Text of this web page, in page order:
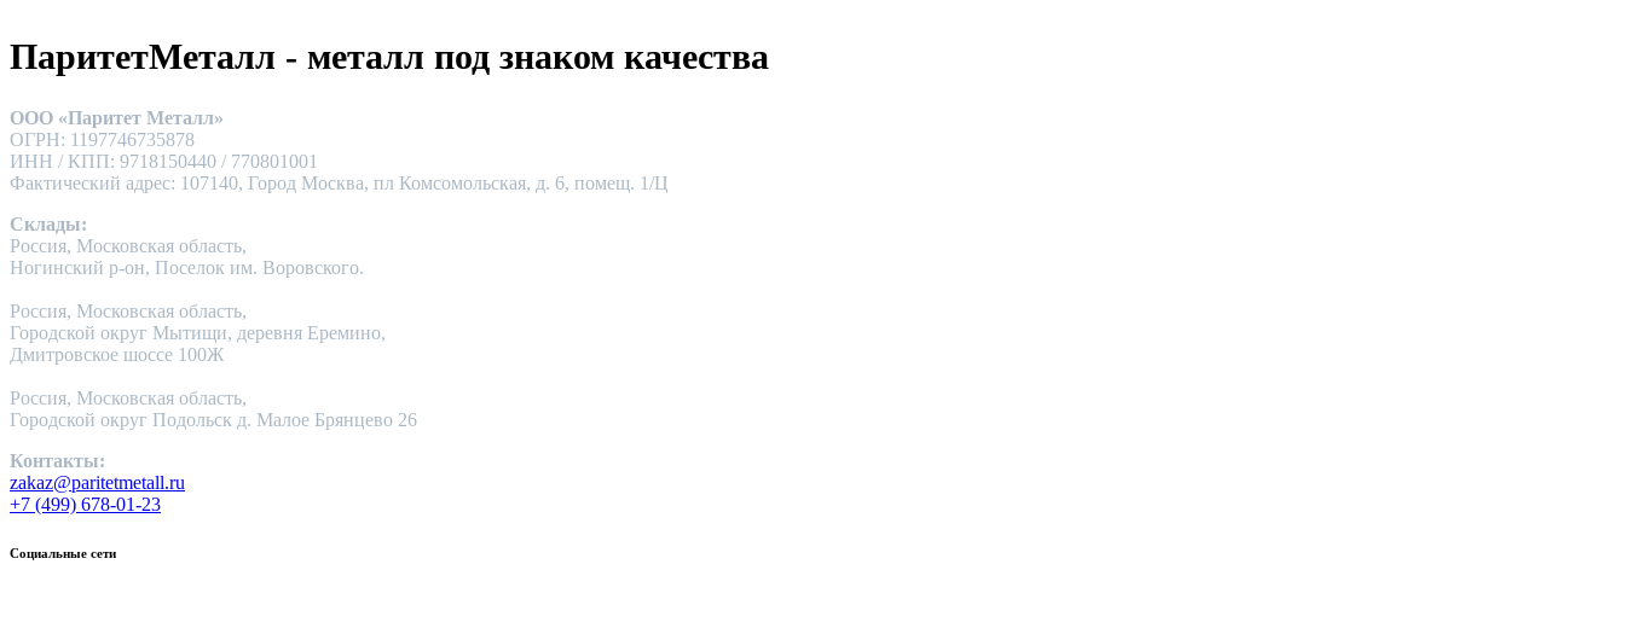
ПаритетМеталл - металл под знаком качества
ООО «Паритет Металл»
ОГРН: 1197746735878
ИНН / КПП: 9718150440 / 770801001
Фактический адрес: 107140, Город Москва, пл Комсомольская, д. 6, помещ. 1/Ц
Склады:
Россия, Московская область,
Ногинский р-он, Поселок им. Воровского.
Россия, Московская область,
Городской округ Мытищи, деревня Еремино,
Дмитровское шоссе 100Ж
Россия, Московская область,
Городской округ Подольск д. Малое Брянцево 26
Контакты:
zakaz@paritetmetall.ru
+7 (499) 678-01-23
Социальные сети